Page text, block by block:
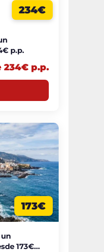
234€
p.p.
234€ p.p.
173€
un
173€